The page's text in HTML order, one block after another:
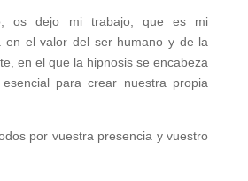
os dejo mi trabajo, que es mi
en el valor del ser humano y de la
en el que la hipnosis se encabeza
para crear nuestra propia
por vuestra presencia y vuestro